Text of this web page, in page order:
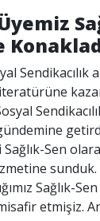
Sendikacılık
Sen
sunduk.
Sağlık-
etmişiz.